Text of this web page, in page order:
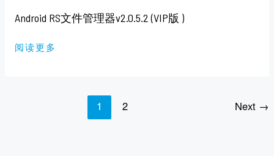
Android RS文件管理器v2.0.5.2 (VIP版 )
阅读更多
1 2 Next →